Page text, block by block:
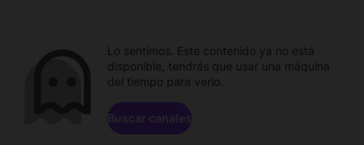
Lo sentimos. Este contenido ya no está
disponible, tendrás que usar una máquina
del tiempo para verlo.
Buscar canales